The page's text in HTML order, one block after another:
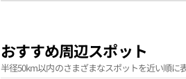
おすすめ周辺スポット
半径50km以内のさまざまなスポットを近い順に